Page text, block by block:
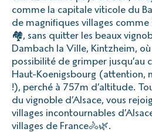
comme la capitale viticole du
de magnifiques villages
🏘️, sans quitter les beaux
Dambach la Ville, Kintzheim,
possibilité de grimper jusqu’au
Haut-Koenigsbourg (attention,
!), perché à 757m d’altitude.
du vignoble d’Alsace, vous
villages incontournables
villages de France🚴🌿.